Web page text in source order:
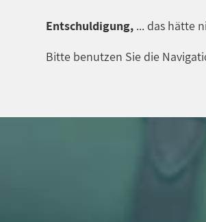
Entschuldigung, ... das hätte
Bitte benutzen Sie die